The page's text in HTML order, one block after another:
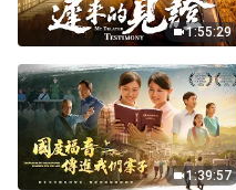
1:55:29
1:39:57